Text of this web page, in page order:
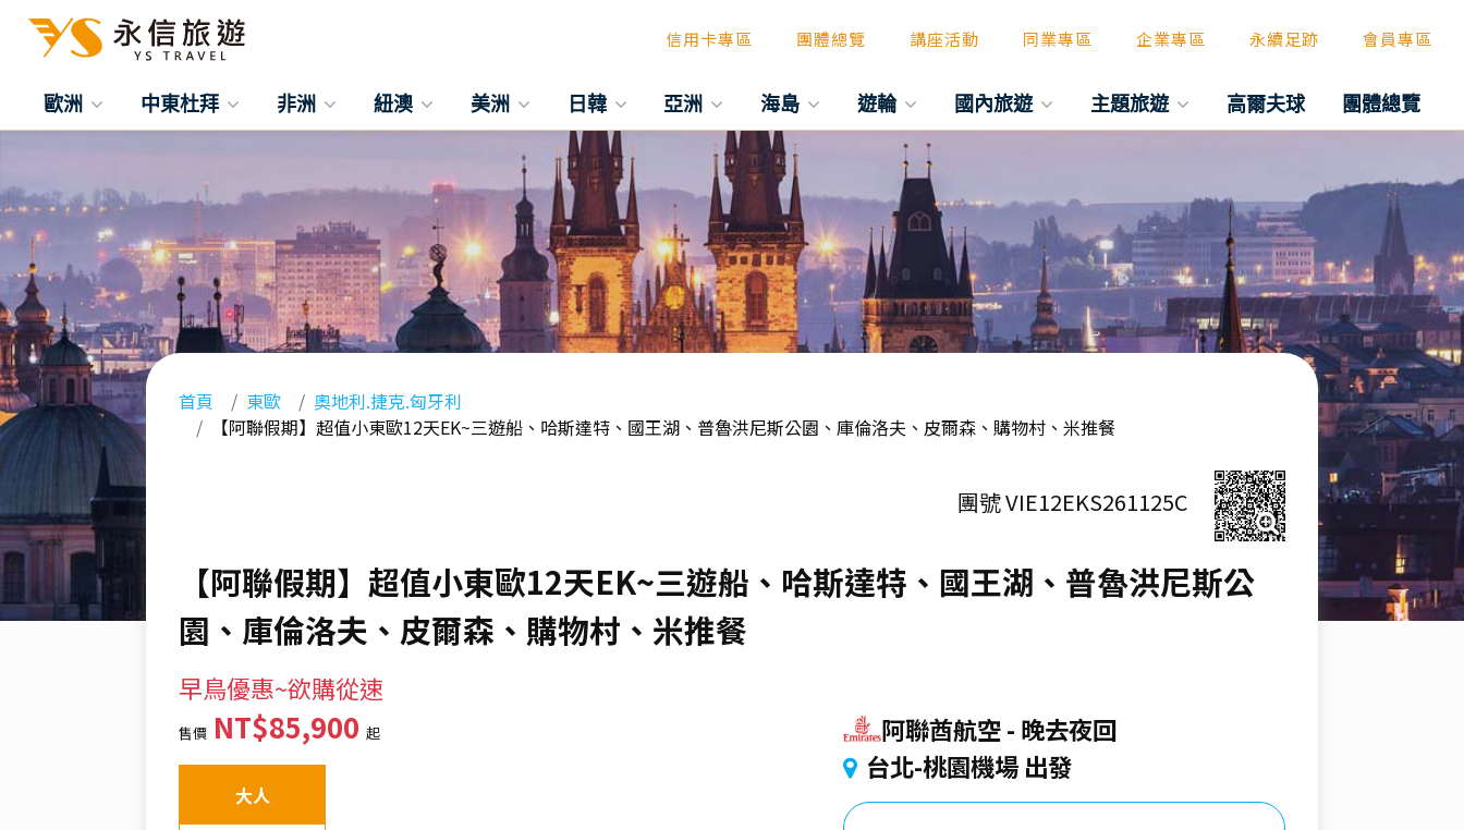
信用卡專區 團體總覽 講座活動 同業專區 企業專區 永續足跡 會員專區
歐洲 中東杜拜 非洲 紐澳 美洲 日韓 亞洲 海島 遊輪 國內旅遊 主題旅遊 高爾夫球 團體總覽
首頁 東歐
奧地利.捷克.匈牙利
【阿聯假期】超值小東歐12天EK~三遊船、哈斯達特、國王湖、普魯洪尼斯公園、庫倫洛夫、皮爾森、購物村、米推餐
團號 VIE12EKS261125C
【阿聯假期】超值小東歐12天EK~三遊船、哈斯達特、國王湖、普魯洪尼斯公
園、庫倫洛夫、皮爾森、購物村、米推餐
早鳥優惠~欲購從速
售價 NT$85,900起
大人
阿聯酋航空 晚去夜回
台北-桃園機場 出發